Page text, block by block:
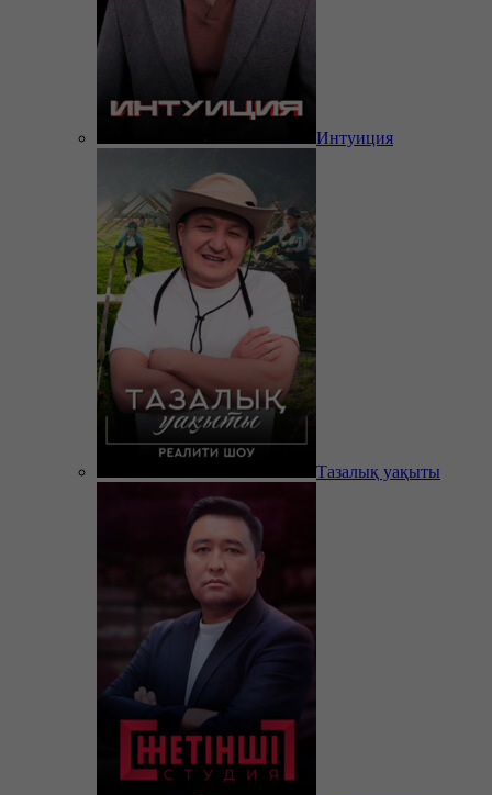
Интуиция
Тазалық уақыты